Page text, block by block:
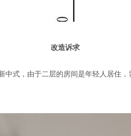
改造诉求
中式，由于二层的房间是年轻人居住